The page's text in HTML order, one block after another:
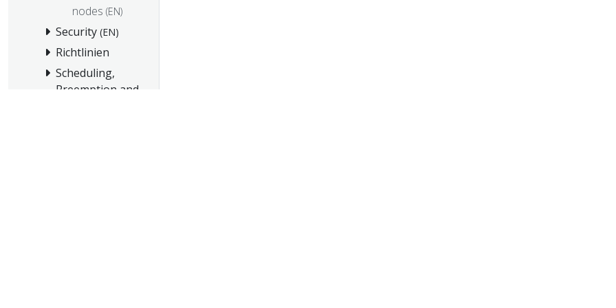
nodes (EN)
Security (EN)
Richtlinien
Scheduling,
Preemption and